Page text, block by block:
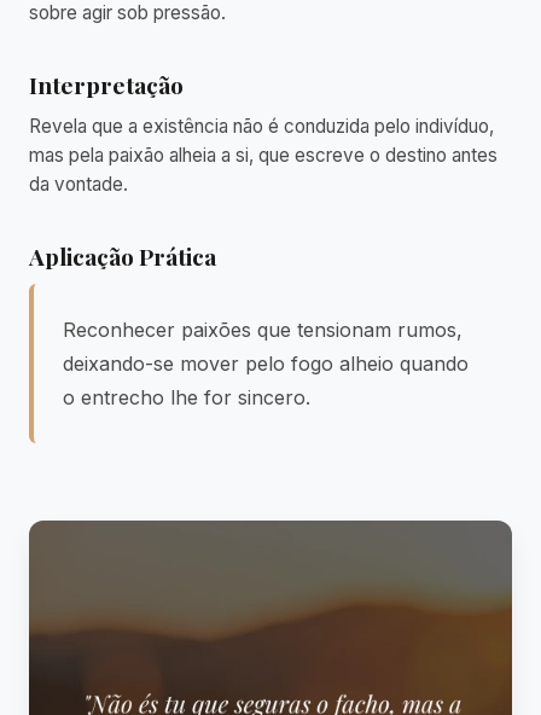
sobre agir sob pressão.
Interpretação
Revela que a existência não é conduzida pelo indivíduo,
mas pela paixão alheia a si, que escreve o destino antes
da vontade.
Aplicação Prática
Reconhecer paixões que tensionam rumos,
deixando-se mover pelo fogo alheio quando
o entrecho lhe for sincero.